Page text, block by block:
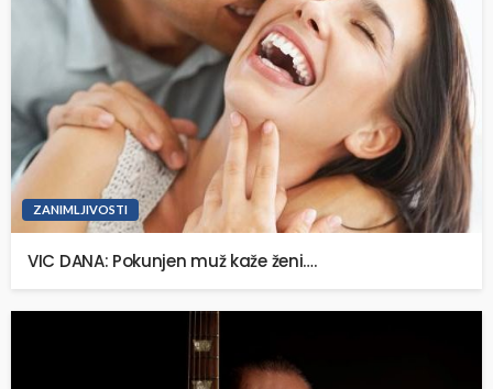
ZANIMLJIVOSTI
VIC DANA: Pokunjen muž kaže ženi….